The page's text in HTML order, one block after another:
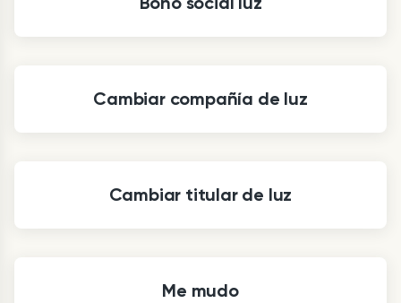
Cambiar compañía de luz
Cambiar titular de luz
Me mudo